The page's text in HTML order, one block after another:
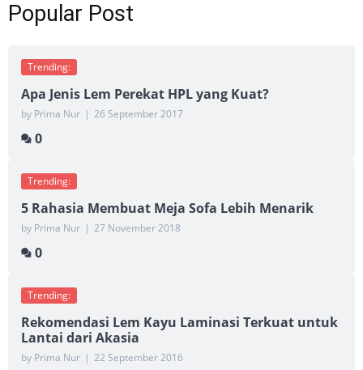
Popular Post
Trending:
Apa Jenis Lem Perekat HPL yang Kuat?
by Prima Nur | 26 September 2017
0
Trending:
5 Rahasia Membuat Meja Sofa Lebih Menarik
by Prima Nur | 27 November 2018
0
Trending:
Rekomendasi Lem Kayu Laminasi Terkuat untuk
Lantai dari Akasia
by Prima Nur | 22 September 2016